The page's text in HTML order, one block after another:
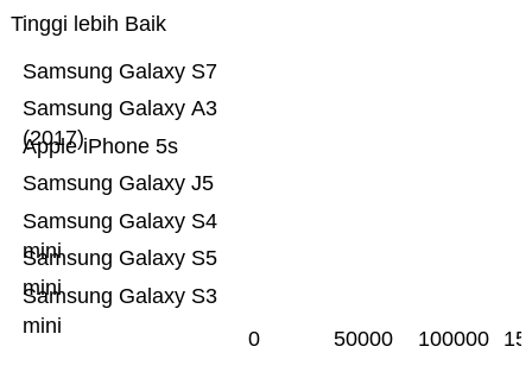
Tinggi lebih Baik
Samsung Galaxy S3
mini
Samsung Galaxy S5
mini
Samsung Galaxy S4
mini
Samsung Galaxy J5
Apple iPhone 5s
Samsung Galaxy A3
(2017)
Samsung Galaxy S7
0 50000 100000